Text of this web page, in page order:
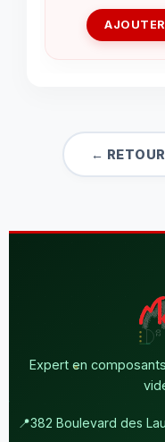
←
Expert en
📍382 Boulevard des